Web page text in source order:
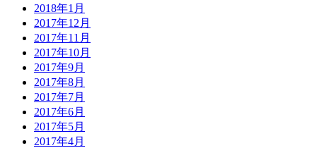
2018年1月
2017年12月
2017年11月
2017年10月
2017年9月
2017年8月
2017年7月
2017年6月
2017年5月
2017年4月